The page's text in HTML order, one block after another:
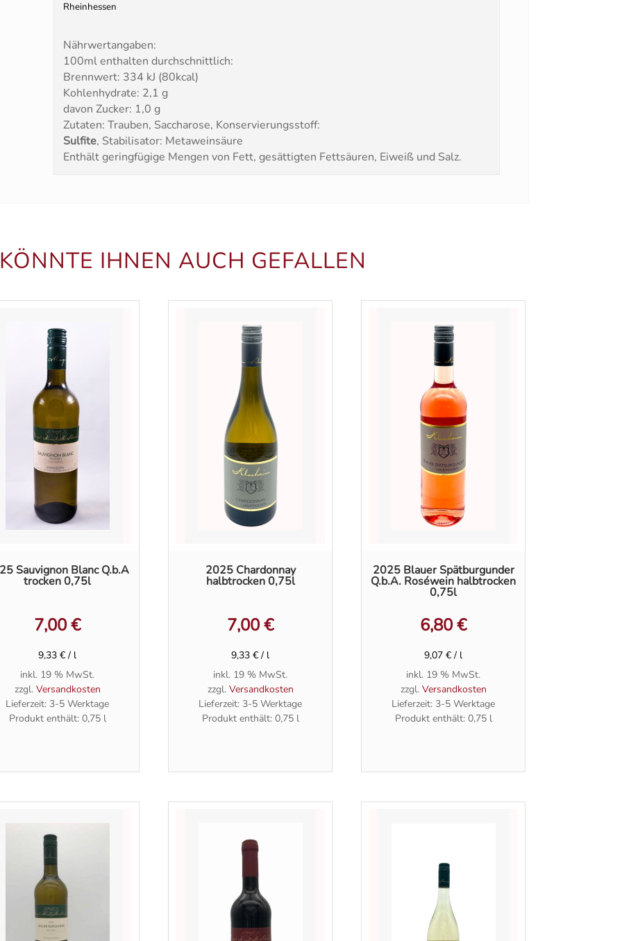
Rheinhessen
Nährwertangaben:
100ml enthalten durchschnittlich:
Brennwert: 334 kJ (80kcal)
Kohlenhydrate: 2,1 g
davon Zucker: 1,0 g
Zutaten: Trauben, Saccharose, Konservierungsstoff:
Sulfite, Stabilisator: Metaweinsäure
Enthält geringfügige Mengen von Fett, gesättigten Fettsäuren, Eiweiß und Salz.
IHNEN AUCH GEFALLEN
Sauvignon Blanc Q.b.A
trocken 0,75l
7,00€
9,33€ / l
inkl. 19 % MwSt.
zzgl. Versandkosten
Lieferzeit: 3-5 Werktage
Produkt enthält: 0,75 l
2025 Chardonnay
halbtrocken 0,75l
7,00€
9,33€ / l
inkl. 19 % MwSt.
zzgl. Versandkosten
Lieferzeit: 3-5 Werktage
Produkt enthält: 0,75 l
2025 Blauer Spätburgunder
Q.b.A. Roséwein halbtrocken
0,75l
6,80€
9,07€ / l
inkl. 19 % MwSt.
zzgl. Versandkosten
Lieferzeit: 3-5 Werktage
Produkt enthält: 0,75 l